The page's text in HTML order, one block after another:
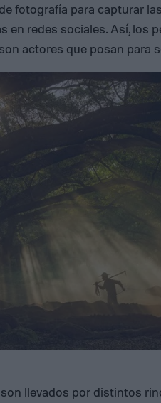
fotografía para capturar
en redes sociales. Así, los
actores que posan para
llevados por distintos